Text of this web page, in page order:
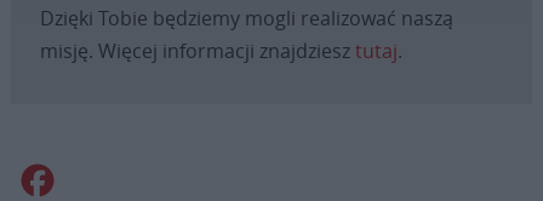
Dzięki Tobie będziemy mogli realizować naszą
misję. Więcej informacji znajdziesztutaj.